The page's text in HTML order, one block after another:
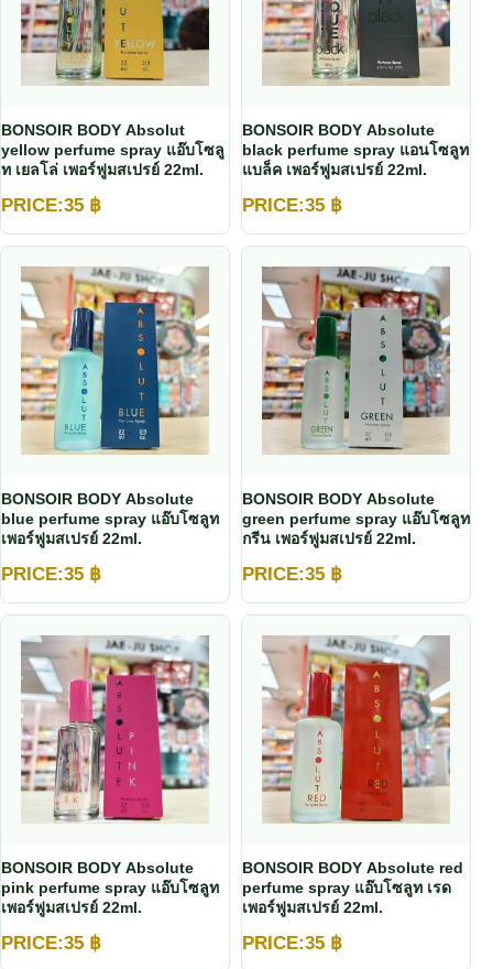
BONSOIR BODY Absolut
yellow perfume spray แอ๊บโซลู
ท เยลโล่ เพอร์ฟูมสเปรย์ 22ml.
PRICE:35 ฿
BONSOIR BODY Absolute
black perfume spray แอนโซลูท
แบล็ค เพอร์ฟูมสเปรย์ 22ml.
PRICE:35 ฿
BONSOIR BODY Absolute
blue perfume spray แอ๊บโซลูท
เพอร์ฟูมสเปรย์ 22ml.
PRICE:35 ฿
BONSOIR BODY Absolute
green perfume spray แอ๊บโซลูท
กรีน เพอร์ฟูมสเปรย์ 22ml.
PRICE:35 ฿
BONSOIR BODY Absolute
pink perfume spray แอ๊บโซลูท
เพอร์ฟูมสเปรย์ 22ml.
PRICE:35 ฿
BONSOIR BODY Absolute red
perfume spray แอ๊บโซลูท เรด
เพอร์ฟูมสเปรย์ 22ml.
PRICE:35 ฿